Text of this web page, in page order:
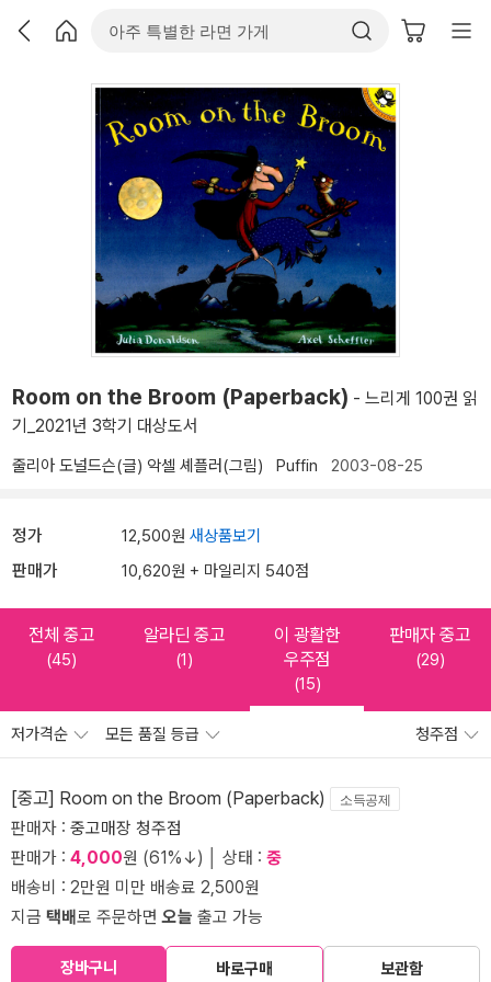
Room on the Broom (Paperback) - 느리게 100권 읽
기_2021년 3학기 대상도서
줄리아 도널드슨(글) 악셀 셰플러(그림) Puffin 2003-08-25
정가 12,500원 새상품보기
판매가 10,620원 + 마일리지 540점
전체 중고
(45)
알라딘 중고
(1)
이 광활한
우주점
(15)
판매자 중고
(29)
저가격순 모든 품질 등급 청주점
[중고] Room on the Broom (Paperback) 소득공제
판매자 : 중고매장 청주점
판매가 : 4,000원 (61%↓) │ 상태 : 중
배송비 : 2만원 미만 배송료 2,500원
지금 택배로 주문하면오늘 출고 가능
장바구니 바로구매 보관함